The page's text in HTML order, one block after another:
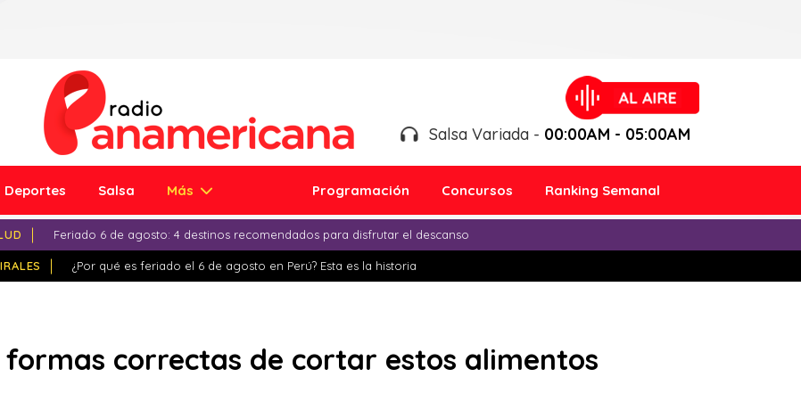
Salsa Variada - 00:00AM - 05:00AM
Deportes Salsa Más Programación Concursos Ranking Semanal
Feriado 6 de agosto: 4 destinos recomendados para disfrutar el descanso
¿Por qué es feriado el 6 de agosto en Perú? Esta es la historia
formas correctas de cortar estos alimentos